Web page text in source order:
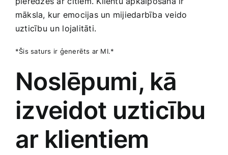
māksla, kur‍ emocijas un⁣ mijiedarbība veido
uzticību⁤ un ⁣lojalitāti.
*Šis saturs ir ģenerēts ar ‍MI.*
Noslēpumi, kā
izveidot uzticību‍
ar klientiem